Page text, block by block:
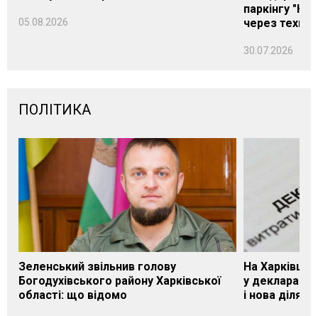
05.08.2026
паркінгу
через
30.07.2026
ПОЛІТИКА
Зеленський звільнив голову
Богодухівського району Харківської
області: що відомо
На
у декларації
і нова